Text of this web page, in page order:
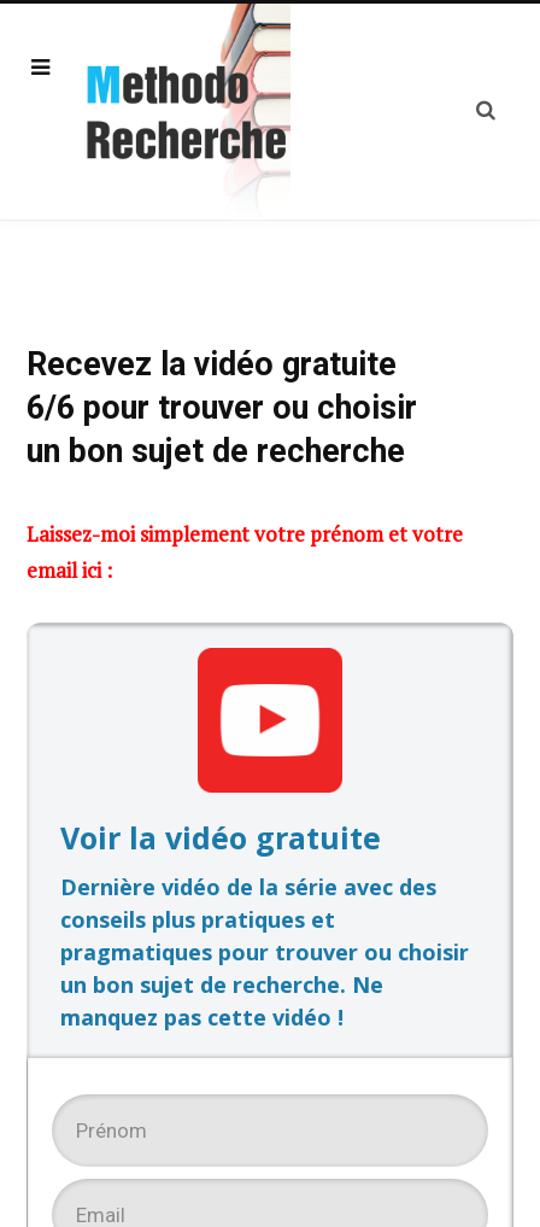
Recevez la vidéo gratuite
6/6 pour trouver ou choisir
un bon sujet de recherche
Laissez-moi simplement votre prénom et votre
email ici :
Voir la vidéo gratuite
Dernière vidéo de la série avec des
conseils plus pratiques et
pragmatiques pour trouver ou choisir
un bon sujet de recherche. Ne
manquez pas cette vidéo !